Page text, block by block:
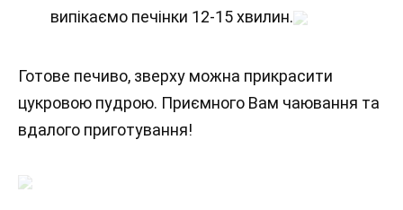
випікаємо печінки 12-15 хвилин.
Готове печиво, зверху можна прикрасити
цукровою пудрою. Приємного Вам чаювання та
вдалого приготування!